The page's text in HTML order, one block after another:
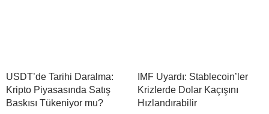
USDT’de Tarihi Daralma:
Kripto Piyasasında Satış
Baskısı Tükeniyor mu?
IMF Uyardı: Stablecoin’ler
Krizlerde Dolar Kaçışını
Hızlandırabilir